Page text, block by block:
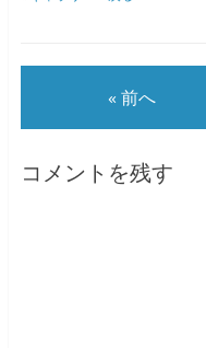
« 前へ
コメントを残す